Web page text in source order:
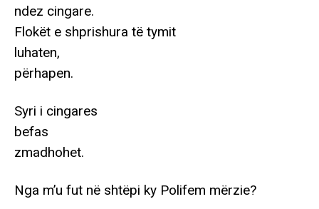
ndez cingare.
Flokët e shprishura të tymit
luhaten,
përhapen.
Syri i cingares
befas
zmadhohet.
Nga m’u fut në shtëpi ky Polifem mërzie?